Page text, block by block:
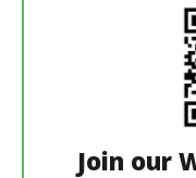
Join our